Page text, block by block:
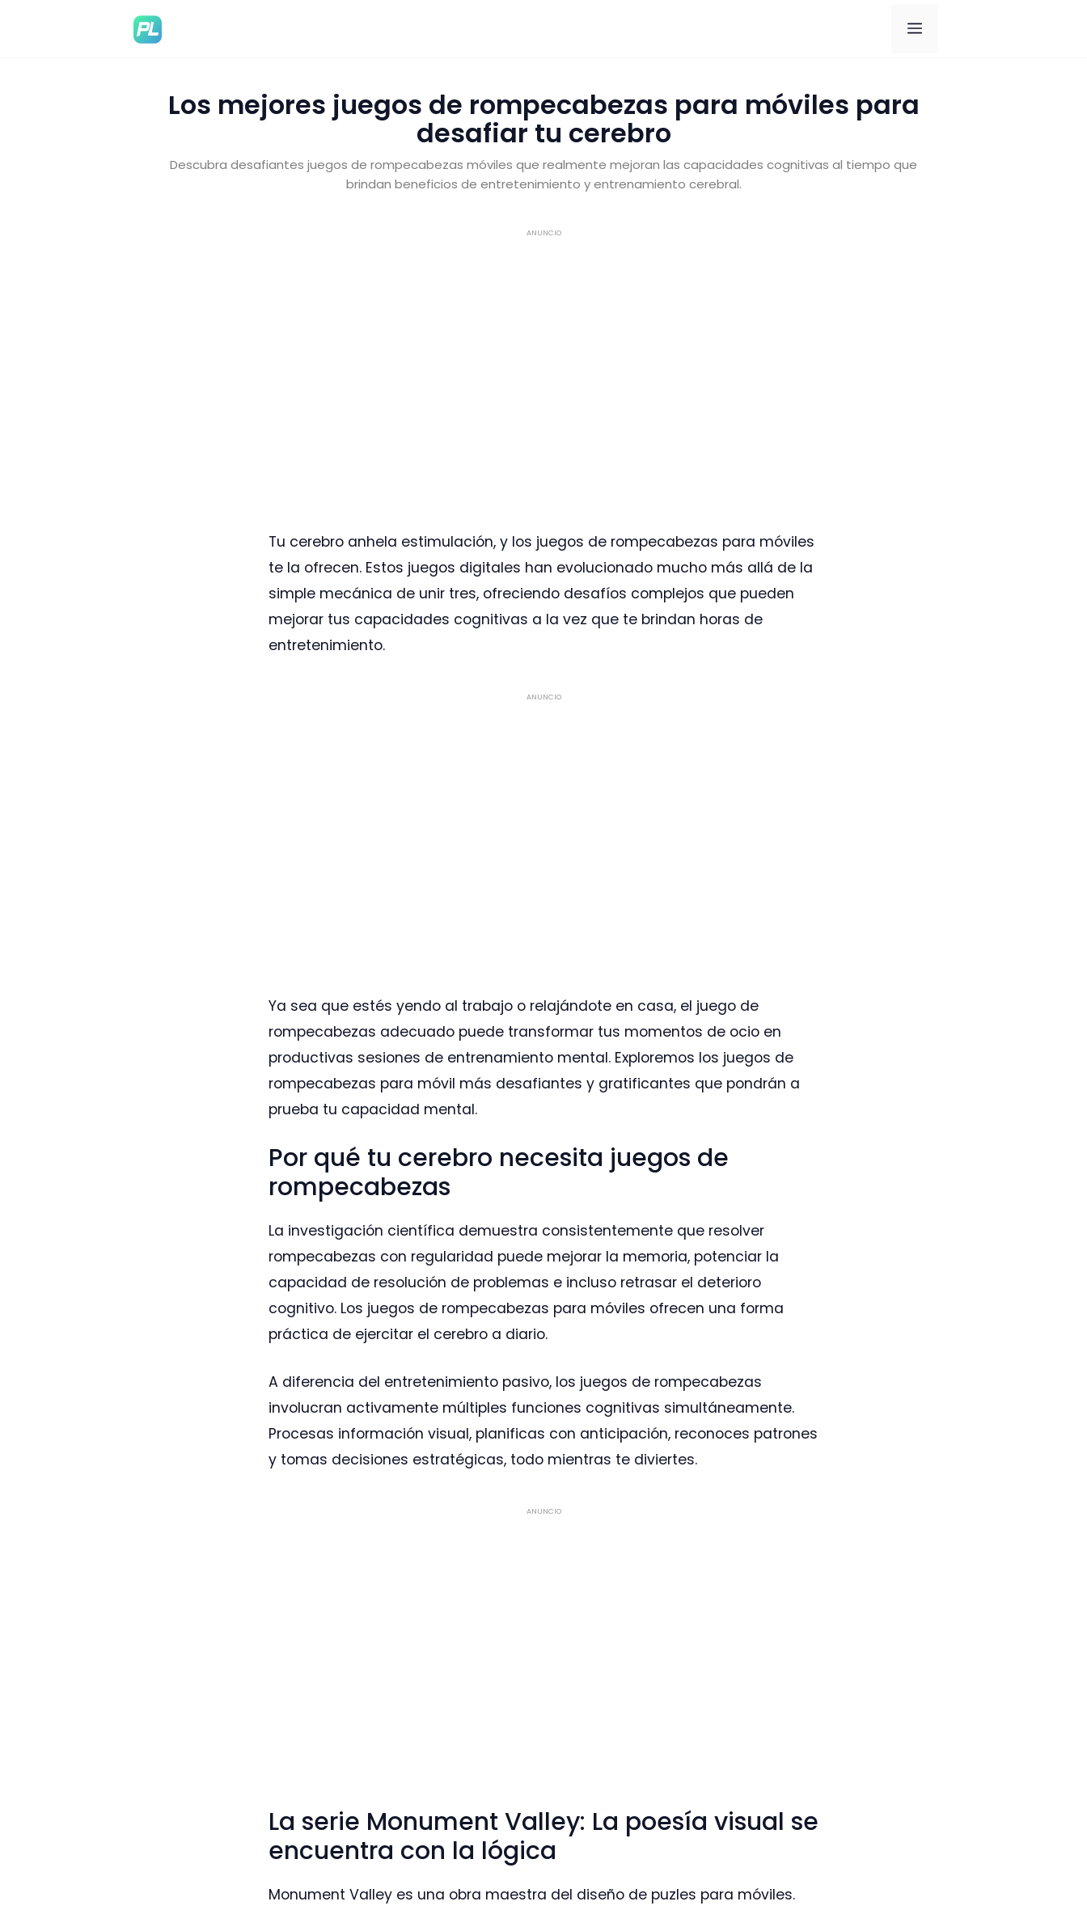
Menú
Los mejores juegos de rompecabezas para móviles para
desafiar tu cerebro
Descubra desafiantes juegos de rompecabezas móviles que realmente mejoran las capacidades cognitivas al tiempo que
brindan beneficios de entretenimiento y entrenamiento cerebral.
ANUNCIO
Tu cerebro anhela estimulación, y los juegos de rompecabezas para móviles
te la ofrecen. Estos juegos digitales han evolucionado mucho más allá de la
simple mecánica de unir tres, ofreciendo desafíos complejos que pueden
mejorar tus capacidades cognitivas a la vez que te brindan horas de
entretenimiento.
ANUNCIO
Ya sea que estés yendo al trabajo o relajándote en casa, el juego de
rompecabezas adecuado puede transformar tus momentos de ocio en
productivas sesiones de entrenamiento mental. Exploremos los juegos de
rompecabezas para móvil más desafiantes y gratificantes que pondrán a
prueba tu capacidad mental.
Por qué tu cerebro necesita juegos de
rompecabezas
La investigación científica demuestra consistentemente que resolver
rompecabezas con regularidad puede mejorar la memoria, potenciar la
capacidad de resolución de problemas e incluso retrasar el deterioro
cognitivo. Los juegos de rompecabezas para móviles ofrecen una forma
práctica de ejercitar el cerebro a diario.
A diferencia del entretenimiento pasivo, los juegos de rompecabezas
involucran activamente múltiples funciones cognitivas simultáneamente.
Procesas información visual, planificas con anticipación, reconoces patrones
y tomas decisiones estratégicas, todo mientras te diviertes.
ANUNCIO
La serie Monument Valley: La poesía visual se
encuentra con la lógica
Monument Valley es una obra maestra del diseño de puzles para móviles.